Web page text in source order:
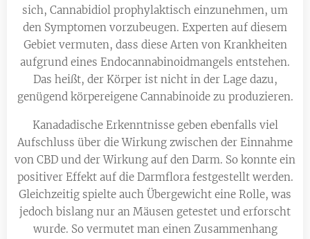
sich, Cannabidiol prophylaktisch einzunehmen, um
den Symptomen vorzubeugen. Experten auf diesem
Gebiet vermuten, dass diese Arten von Krankheiten
aufgrund eines Endocannabinoidmangels entstehen.
Das heißt, der Körper ist nicht in der Lage dazu,
genügend körpereigene Cannabinoide zu produzieren.
Kanadadische Erkenntnisse geben ebenfalls viel
Aufschluss über die Wirkung zwischen der Einnahme
von CBD und der Wirkung auf den Darm. So konnte ein
positiver Effekt auf die Darmflora festgestellt werden.
Gleichzeitig spielte auch Übergewicht eine Rolle, was
jedoch bislang nur an Mäusen getestet und erforscht
wurde. So vermutet man einen Zusammenhang